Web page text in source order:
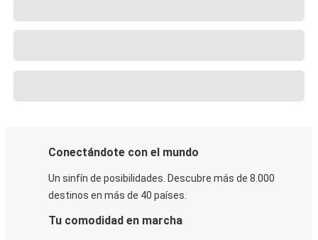
Conectándote con el mundo
Un sinfín de posibilidades. Descubre más de 8.000
destinos en más de 40 países.
Tu comodidad en marcha